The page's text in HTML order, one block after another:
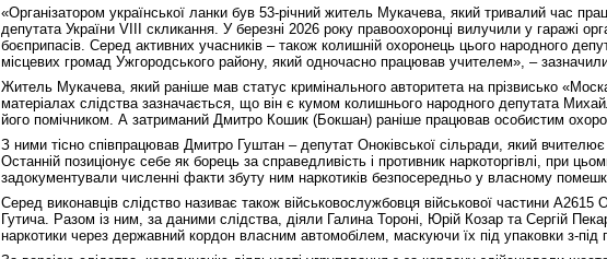
«Організатором української ланки був 53-річний житель Мукачева, який тривалий час
депутата України VIII скликання. У березні 2026 року правоохоронці вилучили у гаражі
боєприпасів. Серед активних учасників – також колишній охоронець цього народного
місцевих громад Ужгородського району, який одночасно працював учителем», –
Житель Мукачева, який раніше мав статус кримінального авторитета на прізвисько
матеріалах слідства зазначається, що він є кумом колишнього народного депутата
його помічником. А затриманий Дмитро Кошик (Бокшан) раніше працював особистим
З ними тісно співпрацював Дмитро Гуштан – депутат Оноківської сільради, який вчителює
Останній позиціонує себе як борець за справедливість і противник наркоторгівлі, при
задокументували численні факти збуту ним наркотиків безпосередньо у власному
Серед виконавців слідство називає також військовослужбовця військової частини А2615
Гутича. Разом із ним, за даними слідства, діяли Галина Тороні, Юрій Козар та Сергій
наркотики через державний кордон власним автомобілем, маскуючи їх під упаковки з-під